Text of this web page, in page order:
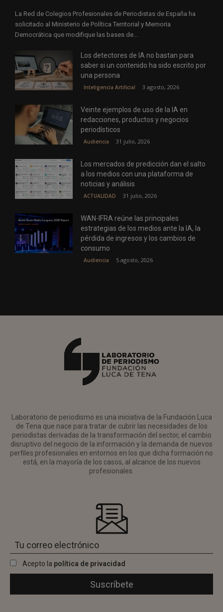
La Red de Colegios Profesionales de Periodistas de España ha
solicitado al Ministerio de Política Territorial y Memoria
Democrática que modifique las bases de...
Los detectores de IA no bastan para
saber si un contenido ha sido escrito por
una persona
Inteligencia Artificial 3 agosto, 2026
Veinte ejemplos de uso de la IA en
redacciones, productos y negocios
periodísticos
Audiencia 31 julio, 2026
Los mercados de predicción dan el salto
a los medios con una plataforma de
noticias y análisis
ACTUALIDAD 31 julio, 2026
WAN-IFRA reúne las principales
estrategias de los medios ante la IA, la
pérdida de ingresos y los cambios de
consumo
Audiencia 5 agosto, 2026
Laboratorio de periodismo es una iniciativa de la Fundación Luca
de Tena que nace para tratar de cubrir las necesidades de los
periodistas derivadas de la transformación del sector, el cambio
disruptivo del negocio de la información y la demanda de nuevos
perfiles profesionales en entornos en los que dicha formación no
está, en la mayoría de los casos, al alcance de los nuevos
profesionales.
Acepto la política de privacidad